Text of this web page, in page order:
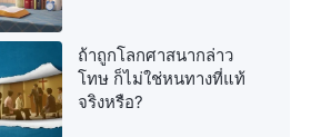
ถ้าถูกโลกศาสนากล่าว
โทษ ก็ไม่ใช่หนทางที่แท้
จริงหรือ?